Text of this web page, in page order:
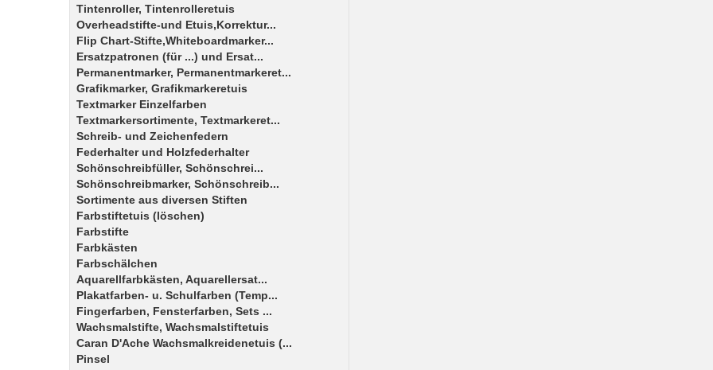
Tintenroller, Tintenrolleretuis
Overheadstifte-und Etuis,Korrektur...
Flip Chart-Stifte,Whiteboardmarker...
Ersatzpatronen (für ...) und Ersat...
Permanentmarker, Permanentmarkeret...
Grafikmarker, Grafikmarkeretuis
Textmarker Einzelfarben
Textmarkersortimente, Textmarkeret...
Schreib- und Zeichenfedern
Federhalter und Holzfederhalter
Schönschreibfüller, Schönschrei...
Schönschreibmarker, Schönschreib...
Sortimente aus diversen Stiften
Farbstiftetuis (löschen)
Farbstifte
Farbkästen
Farbschälchen
Aquarellfarbkästen, Aquarellersat...
Plakatfarben- u. Schulfarben (Temp...
Fingerfarben, Fensterfarben, Sets ...
Wachsmalstifte, Wachsmalstiftetuis
Caran D'Ache Wachsmalkreidenetuis (...
Pinsel